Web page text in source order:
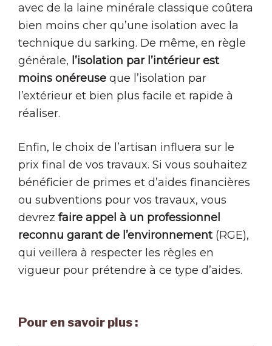
avec de la laine minérale classique coûtera
bien moins cher qu’une isolation avec la
technique du sarking. De même, en règle
générale, l’isolation par l’intérieur est
moins onéreuse que l’isolation par
l’extérieur et bien plus facile et rapide à
réaliser.
Enfin, le choix de l’artisan influera sur le
prix final de vos travaux. Si vous souhaitez
bénéficier de primes et d’aides financières
ou subventions pour vos travaux, vous
devrez faire appel à un professionnel
reconnu garant de l’environnement(RGE),
qui veillera à respecter les règles en
vigueur pour prétendre à ce type d’aides.
Pour en savoir plus :